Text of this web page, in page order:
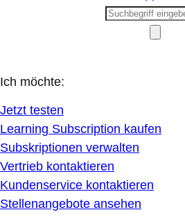
Ich möchte:
Jetzt testen
Learning Subscription kaufen
Subskriptionen verwalten
Vertrieb kontaktieren
Kundenservice kontaktieren
Stellenangebote ansehen